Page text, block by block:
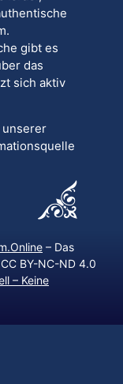
gibt es
das
sich aktiv
unserer
– Das
BY-NC-ND 4.0
– Keine